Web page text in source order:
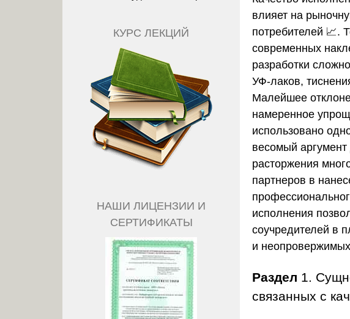
влияет на
потребителей 📈.
современных
разработки
УФ-лаков,
Малейшее
намеренное
использовано
весомый
расторжения
партнеров в
исполнения
соучредителей в
и
Раздел 1.
связанных с
КУРС ЛЕКЦИЙ
НАШИ ЛИЦЕНЗИИ И
СЕРТИФИКАТЫ